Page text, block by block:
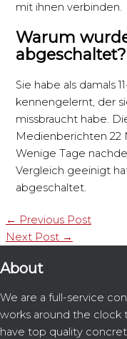
mit ihnen verbinden.
Warum
abgeschaltet?
Sie habe als damals
kennengelernt, der
missbraucht habe.
Medienberichten 22
Wenige Tage
Vergleich geeinigt
abgeschaltet.
← Previous Post
Next Post →
About
We are a full-service
works around the clock
have top quality